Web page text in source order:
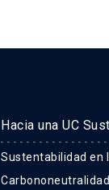
Hacia una UC
Sustentabilidad en
Carbononeutralidad